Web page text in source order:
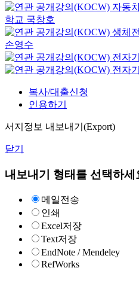
자동
학교 국창호
생체
손영수
전자
전자
복사/대출신청
인용하기
서지정보 내보내기(Export)
닫기
내보내기 형태를 선택하세
메일전송
인쇄
Excel저장
Text저장
EndNote / Mendeley
RefWorks